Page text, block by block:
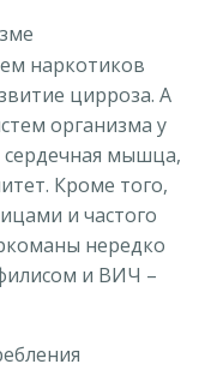
наркотиков
цирроза. А
организма у
мышца,
Кроме того,
и частого
нередко
и ВИЧ –